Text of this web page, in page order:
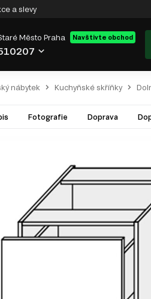
a slevy
Město Praha Navštivte obchod
nábytek Kuchyňské skříňky
Fotografie Doprava